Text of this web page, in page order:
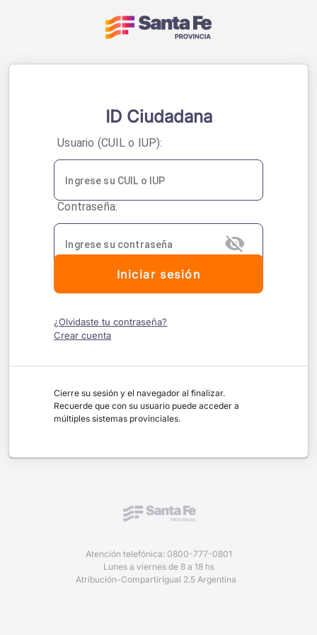
Acceso a sistemas -
ID Ciudadana
Usuario (CUIL o IUP):
Contraseña:
Iniciar sesión
¿Olvidaste tu contraseña?
Crear cuenta
Cierre su sesión y el navegador al finalizar.
Recuerde que con su usuario puede acceder a
múltiples sistemas provinciales.
Atribución-CompartirIgual 2.5 Argentina
Atención telefónica: 0800-777-0801
Lunes a viernes de 8 a 18 hs